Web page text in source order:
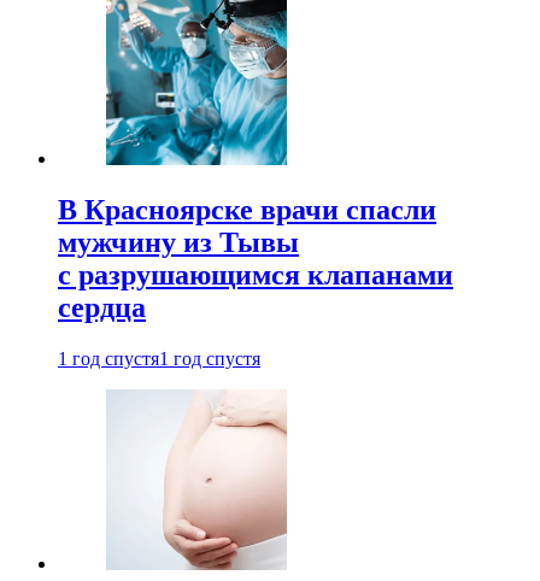
В Красноярске врачи спасли
мужчину из Тывы
с разрушающимся клапанами
сердца
1 год спустя1 год спустя